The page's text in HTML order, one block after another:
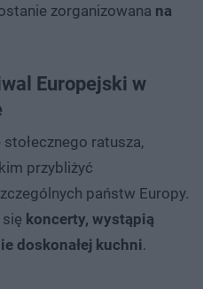
zorganizowana na
Europejski w
ratusza,
przybliżyć
państw Europy.
koncerty, wystąpią
doskonałej kuchni.